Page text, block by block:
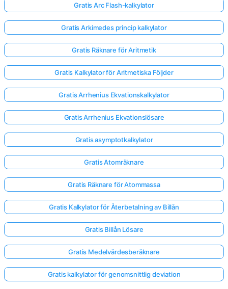
Gratis Arc Flash-kalkylator
Gratis Arkimedes princip kalkylator
Gratis Räknare för Aritmetik
Gratis Kalkylator för Aritmetiska Följder
Gratis Arrhenius Ekvationskalkylator
Gratis Arrhenius Ekvationslösare
Gratis asymptotkalkylator
Gratis Atomräknare
Gratis Räknare för Atommassa
Gratis Kalkylator för Återbetalning av Billån
Gratis Billån Lösare
Gratis Medelvärdesberäknare
Gratis kalkylator för genomsnittlig deviation